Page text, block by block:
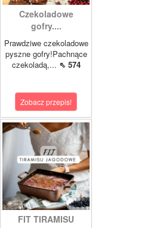
Czekoladowe
gofry....
Prawdziwe czekoladowe
pyszne gofry!Pachnące
czekoladą,... ⇖ 574
Zobacz przepis!
FIT TIRAMISU